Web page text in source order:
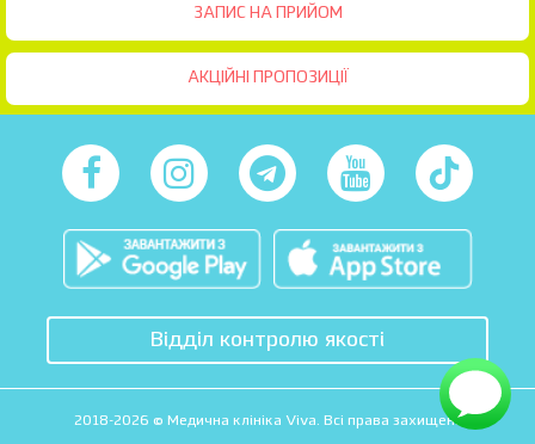
ЗАПИС НА ПРИЙОМ
АКЦІЙНІ ПРОПОЗИЦІЇ
Відділ контролю якості
2018-2026 © Медична клініка Viva. Всі права захищені.